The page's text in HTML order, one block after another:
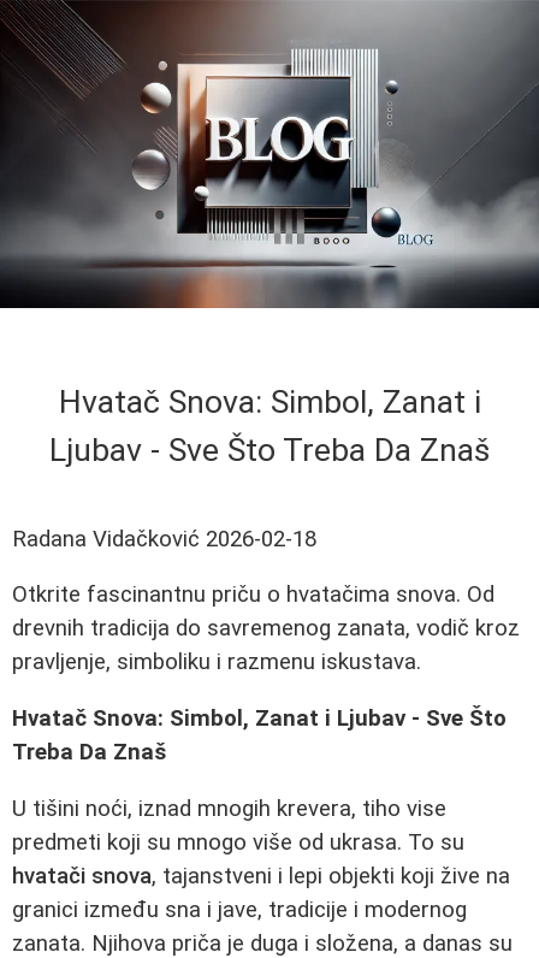
Hvatač Snova: Simbol, Zanat i
Ljubav - Sve Što Treba Da Znaš
Radana Vidačković 2026-02-18
Otkrite fascinantnu priču o hvatačima snova. Od
drevnih tradicija do savremenog zanata, vodič kroz
pravljenje, simboliku i razmenu iskustava.
Hvatač Snova: Simbol, Zanat i Ljubav - Sve Što
Treba Da Znaš
U tišini noći, iznad mnogih krevera, tiho vise
predmeti koji su mnogo više od ukrasa. To su
hvatači snova, tajanstveni i lepi objekti koji žive na
granici između sna i jave, tradicije i modernog
zanata. Njihova priča je duga i složena, a danas su